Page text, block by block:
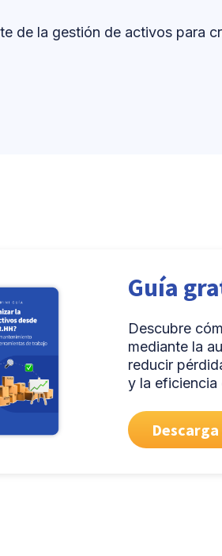
de la gestión de activos para
Guía
Descubre
mediante la
reducir
y la eficiencia